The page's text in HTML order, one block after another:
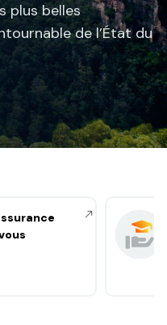
plus belles
de l’État du